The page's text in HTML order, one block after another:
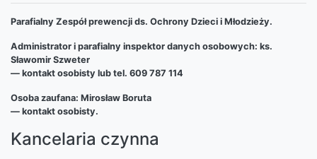
Parafialny Zespół prewencji ds. Ochrony Dzieci i Młodzieży.
Administrator i parafialny inspektor danych osobowych: ks.
Sławomir Szweter
— kontakt osobisty lub tel. 609 787 114
Osoba zaufana: Mirosław Boruta
— kontakt osobisty.
Kancelaria czynna